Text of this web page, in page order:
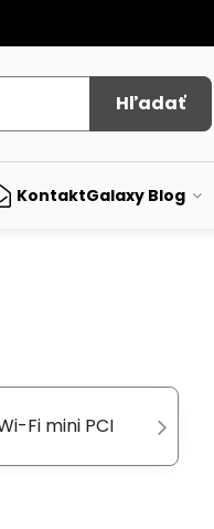
Hľadať
KontaktGalaxy Blog
Fi mini PCI